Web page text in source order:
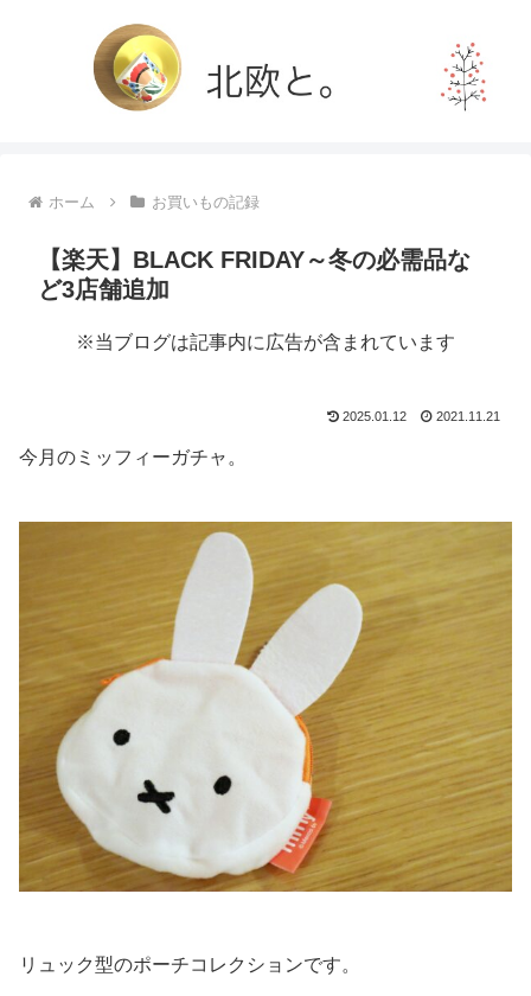
ホーム お買いもの記録
【楽天】BLACK FRIDAY～冬の必需品な
ど3店舗追加
※当ブログは記事内に広告が含まれています
2025.01.12 2021.11.21
今月のミッフィーガチャ。
リュック型のポーチコレクションです。